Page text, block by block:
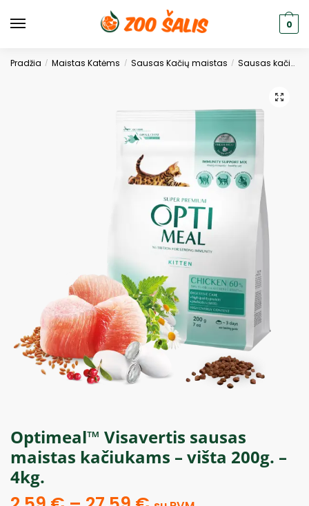
0
Pradžia / Maistas Katėms / Sausas Kačių maistas / Sausas kačių ėdalas
Optimeal™ Visavertis sausas
maistas kačiukams – višta 200g. –
4kg.